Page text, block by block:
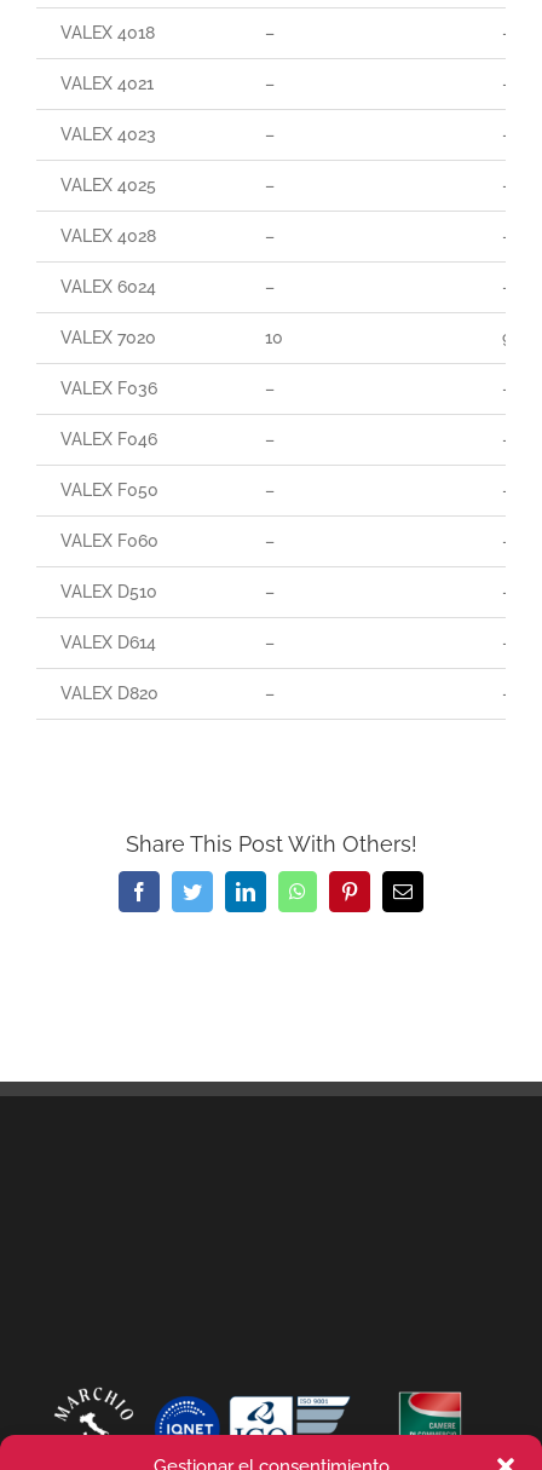
VALEX 4018 – –
VALEX 4021 – –
VALEX 4023 – –
VALEX 4025 – –
VALEX 4028 – –
VALEX 6024 – –
VALEX 7020 10 90
VALEX F036 – –
VALEX F046 – –
VALEX F050 – –
VALEX F060 – –
VALEX D510 – –
VALEX D614 – –
VALEX D820 – –
Share This Post With Others!
FacebookTwitterLinkedInWhatsAppPinterestEmail